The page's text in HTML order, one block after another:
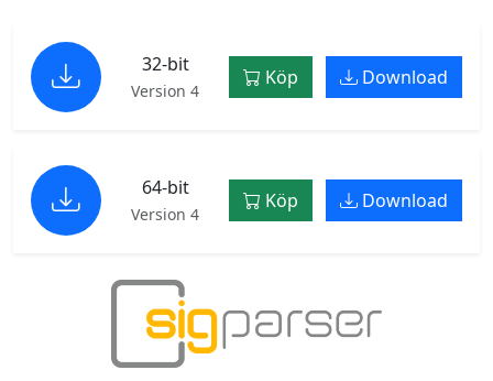
32-bit
Version 4
Köp Download
64-bit
Version 4
Köp Download